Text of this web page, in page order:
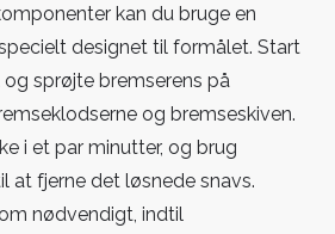
kan du bruge en
designet til formålet. Start
sprøjte bremserens på
og bremseskiven.
i et par minutter, og brug
at fjerne det løsnede snavs.
nødvendigt, indtil